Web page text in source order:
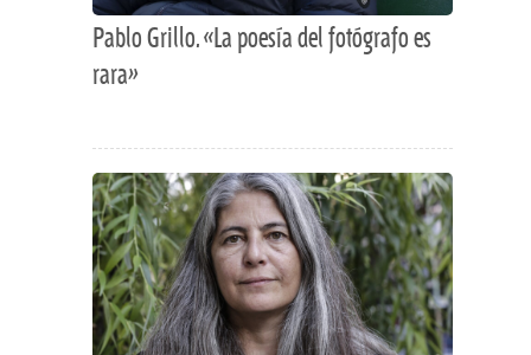
Pablo Grillo. «La poesía del fotógrafo es
rara»